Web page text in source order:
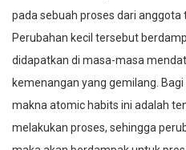
pada sebuah proses dari anggota
Perubahan kecil tersebut
didapatkan di masa-masa
kemenangan yang gemilang.
makna atomic habits ini adalah
melakukan proses, sehingga